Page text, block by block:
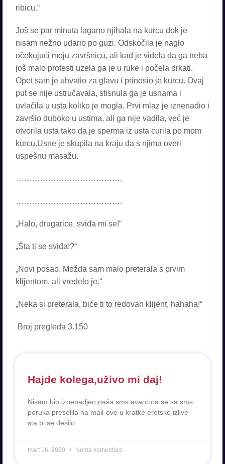
ribicu.“
Još se par minuta lagano njihala na kurcu dok je
nisam nežno udario po guzi. Odskočila je naglo
očekujući moju završnicu, ali kad je videla da ga treba
još malo protesti uzela ga je u ruke i počela drkati.
Opet sam je uhvatio za glavu i prinosio je kurcu. Ovaj
put se nije ustručavala, stisnula ga je usnama i
uvlačila u usta koliko je mogla. Prvi mlaz je iznenadio i
završio duboko u ustima, ali ga nije vadila, već je
otvorila usta tako da je sperma iz usta curila po mom
kurcu.Usne je skupila na kraju da s njima overi
uspešnu masažu.
………………………………….
………………………………….
„Halo, drugarice, sviđa mi se!“
„Šta ti se sviđa!?“
„Novi posao. Možda sam malo preterala s prvim
klijentom, ali vredelo je.“
„Neka si preterala, biće ti to redovan klijent, hahaha!“
Broj pregleda 3.150
Hajde kolega,uživo mi daj!
Nisam bio iznenadjen,naša sms avantura se sa sms
poruka preselila na mail-ove u kratke erotske izlive
sta bi se desilo
mart 16, 2020 Nema komentara